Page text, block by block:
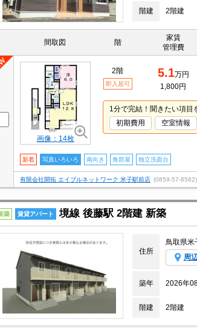
階建 2階建
間取図 階
家賃
管理費
画像：14枚
2階
即入居可
5.1万円
1,800円
1分で完結！聞きたい項目
初期費用
空室情報
新着 写真いろいろ 南向き 角部屋 独立洗面台
有限会社開拓 エイブルネットワーク 米子駅前店 (0859-57-8582)
築 賃貸アパート 境線 後藤駅 2階建 新築
住所
鳥取県米
周
築年 2026年
階建 2階建